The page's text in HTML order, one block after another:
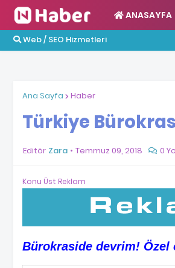
ANASAYFA
Web / SEO Hizmetleri
Ana Sayfa Haber
Türkiye
Editör Zara Temmuz 09, 2018 0
Konu Üst Reklam
Bürokraside devrim! Özel